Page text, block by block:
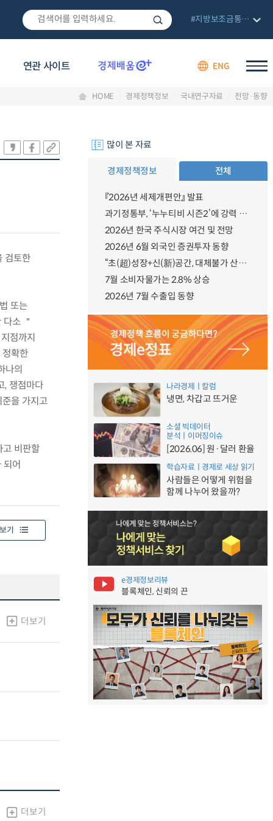
연관 사이트 ENG
#지방보조금통합관리망
HOME 경제정책정보 국내연구자료 전망·동향
검토한
또는
소 ＂
점까지
확한
나의
, 쟁점마다
을 가지고
고 비판할
되어
기
더보기
더보기
많이 본 자료
경제정책정보 전체
『2026년 세제개편안』 발표
과기정통부, ‘누누티비 시즌2’에 강력 대응 의지 밝혀
2026년 한국 주식시장 여건 및 전망
2026년 6월 외국인 증권투자 동향
“초(超)성장+신(新)공간, 대체불가 산업강국”
7월 소비자물가는 2.8% 상승
2026년 7월 수출입 동향
나라경제ㅣ칼럼
냉면, 차갑고 뜨거운
소셜 빅데이터
분석ㅣ이머징이슈
[2026.06] 원·달러 환율
학습자료ㅣ경제로 세상 읽기
사람들은 어떻게 위험을
함께 나누어 왔을까?
e경제정보리뷰
블록체인, 신뢰의 끈